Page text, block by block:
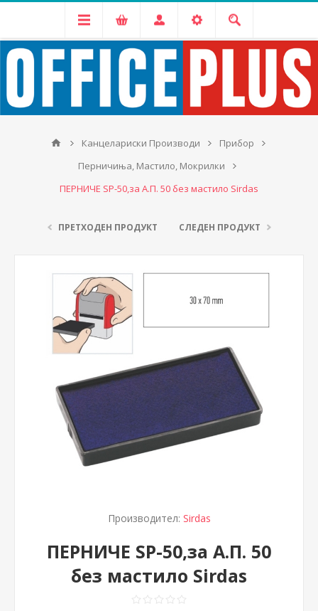
Канцелариски Производи
Прибор
Перничиња, Мастило, Мокрилки
ПЕРНИЧЕ SP-50,за А.П. 50 без мастило Sirdas
ПРЕТХОДЕН ПРОДУКТ СЛЕДЕН ПРОДУКТ
Производител: Sirdas
ПЕРНИЧЕ SP-50,за А.П. 50
без мастило Sirdas